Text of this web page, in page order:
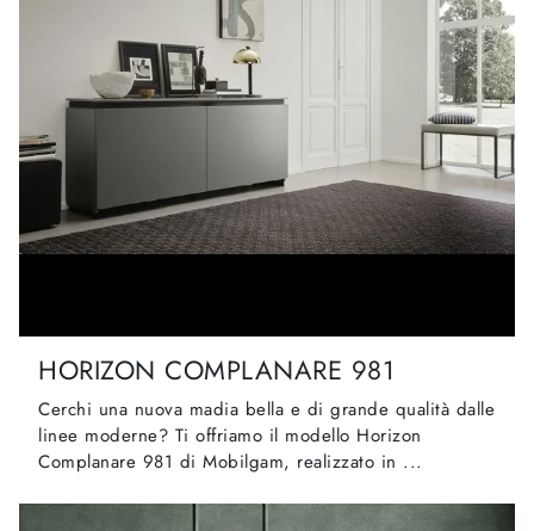
HORIZON COMPLANARE 981
Cerchi una nuova madia bella e di grande qualità dalle
linee moderne? Ti offriamo il modello Horizon
Complanare 981 di Mobilgam, realizzato in ...